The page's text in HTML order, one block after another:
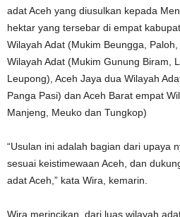
adat Aceh yang diusulkan kepada
hektar yang tersebar di empat
Wilayah Adat (Mukim Beungga,
Wilayah Adat (Mukim Gunung Biram,
Leupong), Aceh Jaya dua Wilayah
Panga Pasi) dan Aceh Barat empat
Manjeng, Meuko dan Tungkop)
“Usulan ini adalah bagian dari upaya
sesuai keistimewaan Aceh, dan
adat Aceh,” kata Wira, kemarin.
Wira merincikan, dari luas wilayah